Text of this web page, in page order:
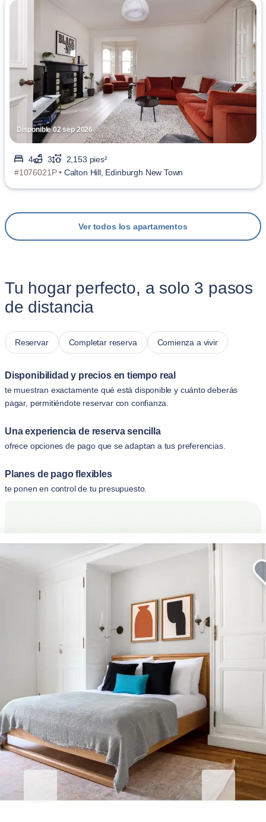
Disponible 02 sep 2026
4 3
2,153 pies²
#1076021P • Calton Hill, Edinburgh New Town
Ver todos los apartamentos
Tu hogar perfecto, a solo 3 pasos
de distancia
Reservar Completar reserva Comienza a vivir
Disponibilidad y precios en tiempo real
te muestran exactamente qué está disponible y cuánto deberás
pagar, permitiéndote reservar con confianza.
Una experiencia de reserva sencilla
ofrece opciones de pago que se adaptan a tus preferencias.
Planes de pago flexibles
te ponen en control de tu presupuesto.
Eleve su estancia corporativa